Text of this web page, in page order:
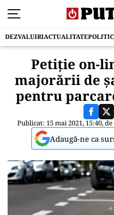
DEZVALUIRIACTUALITATE
Petiție on-
majorării de
pentru
Publicat: 15 mai 2021, 15:40, de
Adaugă-ne ca